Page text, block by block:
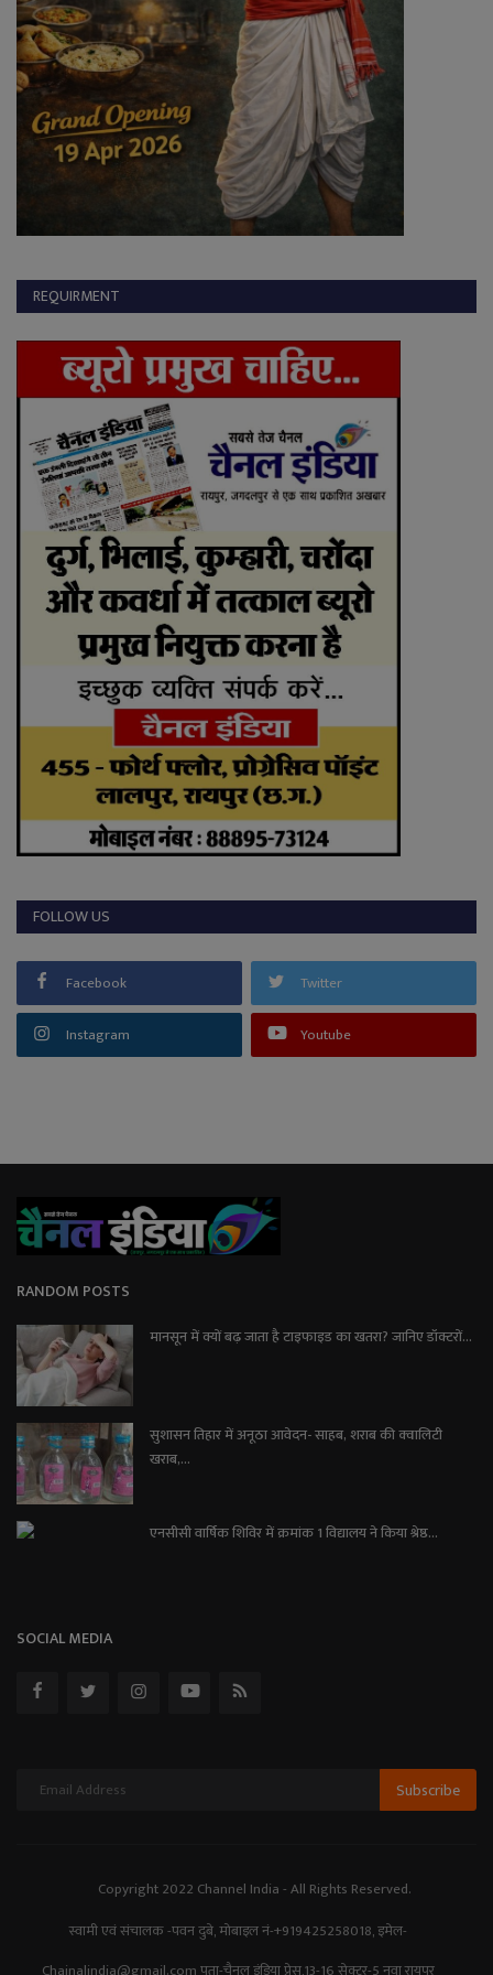
REQUIRMENT
FOLLOW US
Facebook Twitter
Instagram Youtube
RANDOM POSTS
मानसून में क्यों बढ़ जाता है टाइफाइड का खतरा? जानिए डॉक्टरों...
सुशासन तिहार में अनूठा आवेदन- साहब, शराब की क्वालिटी
खराब,...
एनसीसी वार्षिक शिविर में क्रमांक 1 विद्यालय ने किया श्रेष्ठ...
SOCIAL MEDIA
Subscribe
Copyright 2022 Channel India - All Rights Reserved.
स्वामी एवं संचालक -पवन दुबे, मोबाइल नं-+919425258018, इमेल-